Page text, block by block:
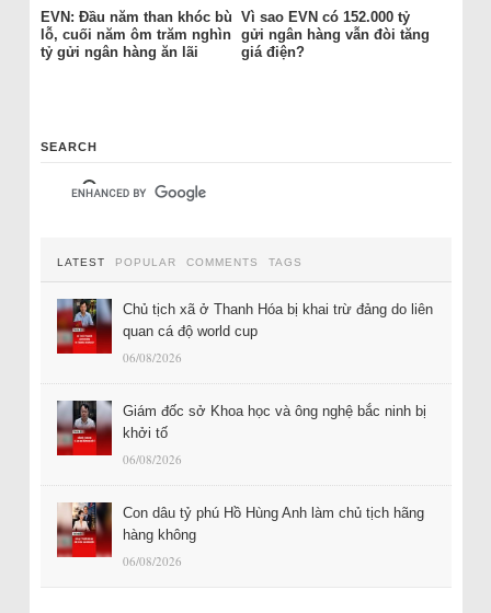
EVN: Đầu năm than khóc bù
lỗ, cuối năm ôm trăm nghìn
tỷ gửi ngân hàng ăn lãi
Vì sao EVN có 152.000 tỷ
gửi ngân hàng vẫn đòi tăng
giá điện?
SEARCH
LATEST POPULAR COMMENTS TAGS
Chủ tịch xã ở Thanh Hóa bị khai trừ đảng do liên
quan cá độ world cup
06/08/2026
Giám đốc sở Khoa học và ông nghệ bắc ninh bị
khởi tố
06/08/2026
Con dâu tỷ phú Hồ Hùng Anh làm chủ tịch hãng
hàng không
06/08/2026